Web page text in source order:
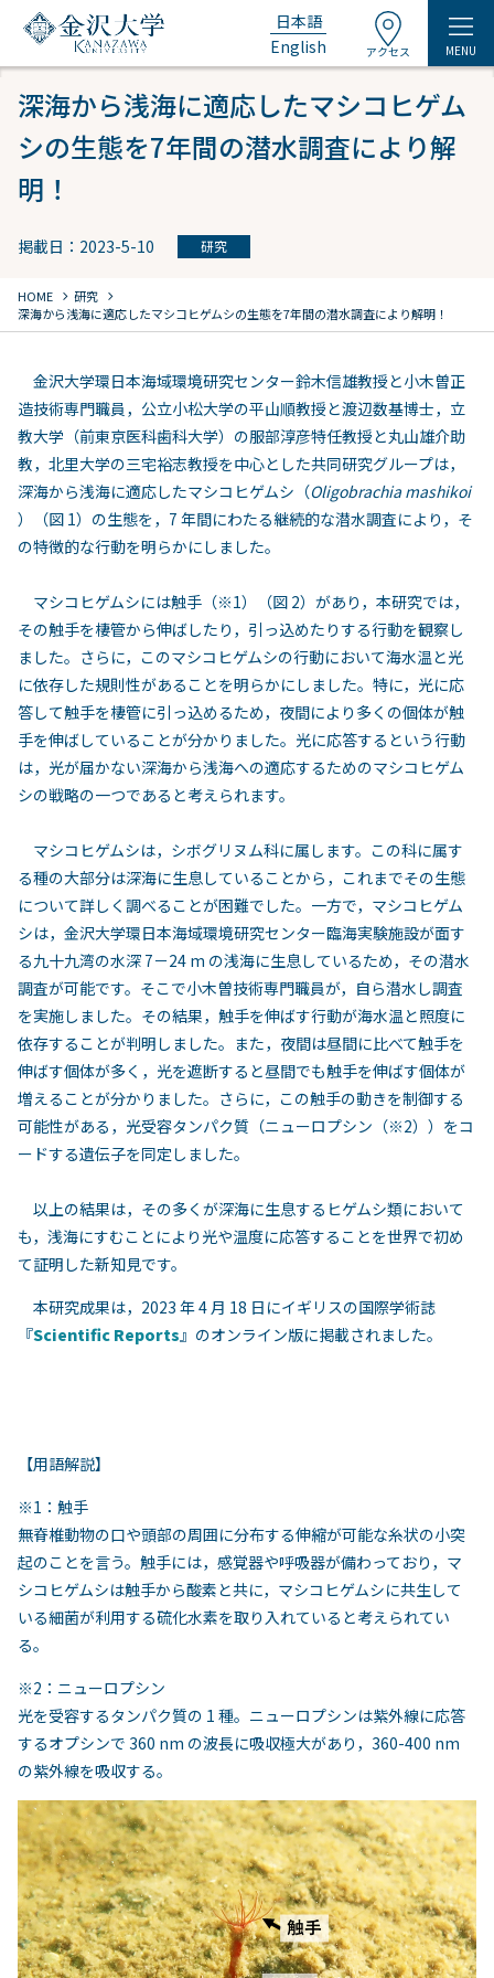
日本語
English
アクセス MENU
深海から浅海に適応したマシコヒゲム
シの生態を7年間の潜水調査により解
明！
掲載日：2023-5-10 研究
HOME chevron_right 研究 chevron_right
深海から浅海に適応したマシコヒゲムシの生態を7年間の潜水調査により解明！
金沢大学環日本海域環境研究センター鈴木信雄教授と小木曽正
造技術専門職員，公立小松大学の平山順教授と渡辺数基博士，立
教大学（前東京医科歯科大学）の服部淳彦特任教授と丸山雄介助
教，北里大学の三宅裕志教授を中心とした共同研究グループは，
深海から浅海に適応したマシコヒゲムシ（Oligobrachia mashikoi
）（図 1）の生態を，7 年間にわたる継続的な潜水調査により，そ
の特徴的な行動を明らかにしました。
マシコヒゲムシには触手（※1）（図 2）があり，本研究では，
その触手を棲管から伸ばしたり，引っ込めたりする行動を観察し
ました。さらに，このマシコヒゲムシの行動において海水温と光
に依存した規則性があることを明らかにしました。特に，光に応
答して触手を棲管に引っ込めるため，夜間により多くの個体が触
手を伸ばしていることが分かりました。光に応答するという行動
は，光が届かない深海から浅海への適応するためのマシコヒゲム
シの戦略の一つであると考えられます。
マシコヒゲムシは，シボグリヌム科に属します。この科に属す
る種の大部分は深海に生息していることから，これまでその生態
について詳しく調べることが困難でした。一方で，マシコヒゲム
シは，金沢大学環日本海域環境研究センター臨海実験施設が面す
る九十九湾の水深 7－24 m の浅海に生息しているため，その潜水
調査が可能です。そこで小木曽技術専門職員が，自ら潜水し調査
を実施しました。その結果，触手を伸ばす行動が海水温と照度に
依存することが判明しました。また，夜間は昼間に比べて触手を
伸ばす個体が多く，光を遮断すると昼間でも触手を伸ばす個体が
増えることが分かりました。さらに，この触手の動きを制御する
可能性がある，光受容タンパク質（ニューロプシン（※2））をコ
ードする遺伝子を同定しました。
以上の結果は，その多くが深海に生息するヒゲムシ類において
も，浅海にすむことにより光や温度に応答することを世界で初め
て証明した新知見です。
本研究成果は，2023 年 4 月 18 日にイギリスの国際学術誌
『Scientific Reports』のオンライン版に掲載されました。
【用語解説】
※1：触手
無脊椎動物の口や頭部の周囲に分布する伸縮が可能な糸状の小突
起のことを言う。触手には，感覚器や呼吸器が備わっており，マ
シコヒゲムシは触手から酸素と共に，マシコヒゲムシに共生して
いる細菌が利用する硫化水素を取り入れていると考えられてい
る。
※2：ニューロプシン
光を受容するタンパク質の 1 種。ニューロプシンは紫外線に応答
するオプシンで 360 nm の波長に吸収極大があり，360-400 nm
の紫外線を吸収する。